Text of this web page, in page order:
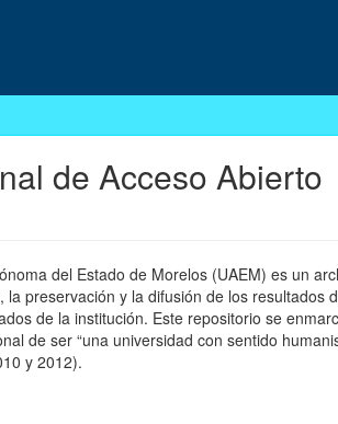
de Acceso Abierto
del Estado de Morelos (UAEM) es un
preservación y la difusión de los resultados
de la institución. Este repositorio se
de ser “una universidad con sentido
y 2012).